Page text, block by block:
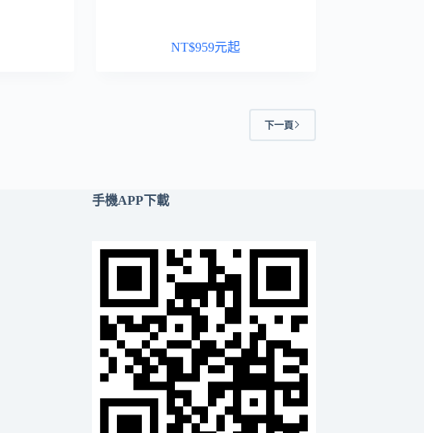
NT$959元起
下一頁
手機APP下載